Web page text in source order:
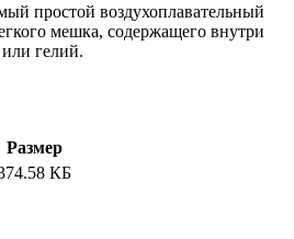
простой воздухоплавательный
мешка, содержащего внутри
гелий.
Размер
КБ